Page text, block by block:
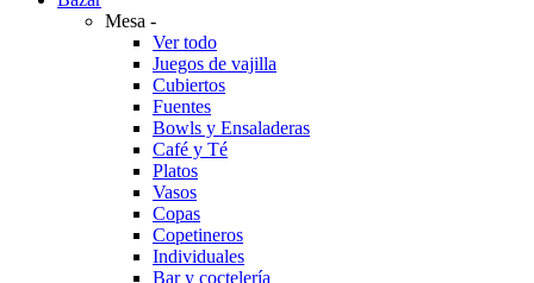
Mesa -
Ver todo
Juegos de vajilla
Cubiertos
Fuentes
Bowls y Ensaladeras
Café y Té
Platos
Vasos
Copas
Copetineros
Individuales
Bar y coctelería